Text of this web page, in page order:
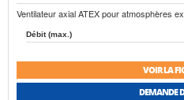
Ventilateur axial ATEX pour atmosphères
Débit (max.)
VOIR LA
DEMANDE